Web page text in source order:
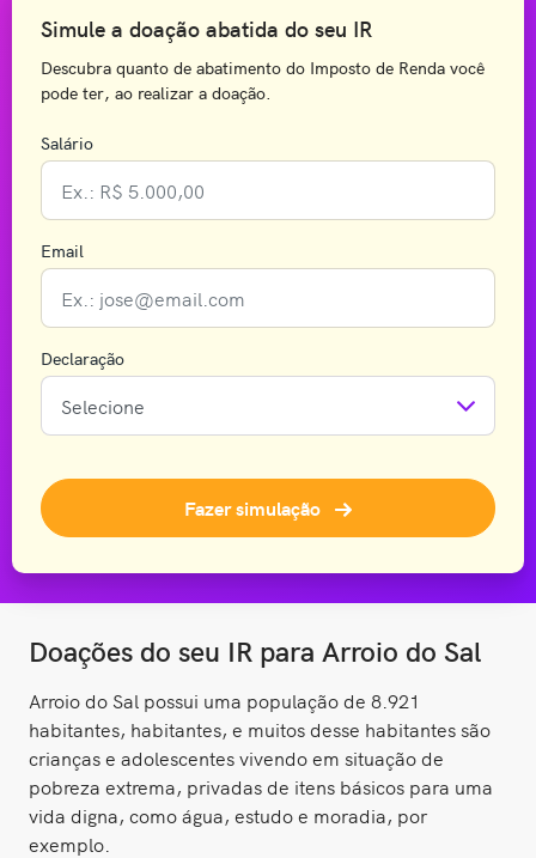
Doações do seu IR para Arroio do Sal
Arroio do Sal possui uma população de 8.921
habitantes, habitantes, e muitos desse habitantes são
crianças e adolescentes vivendo em situação de
pobreza extrema, privadas de itens básicos para uma
vida digna, como água, estudo e moradia, por
exemplo.
Simule a doação abatida do seu IR
Descubra quanto de abatimento do Imposto de Renda você
pode ter, ao realizar a doação.
Salário
Email
Declaração
Fazer simulação